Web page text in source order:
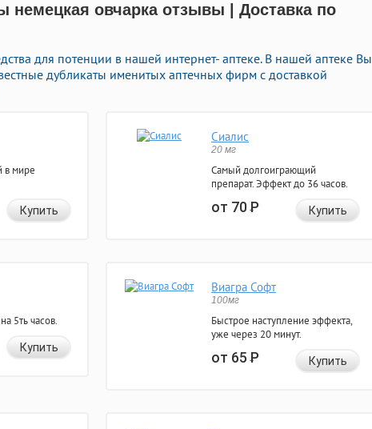
немецкая овчарка отзывы | Доставка по
для потенции в нашей интернет- аптеке. В нашей аптеке Вы
дубликаты именитых аптечных фирм с доставкой
в мире
Купить
Сиалис
20 мг
Самый долгоиграющий
препарат. Эффект до 36 часов.
от 70Р Купить
5ть часов.
Купить
Виагра Софт
100мг
Быстрое наступление эффекта,
уже через 20 минут.
от 65Р Купить